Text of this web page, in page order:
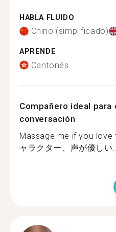
HABLA FLUIDO
Chino (simplificado)
APRENDE
Cantonés
Compañero ideal
conversación
Massage me if you
ャラクター、声が優しい...